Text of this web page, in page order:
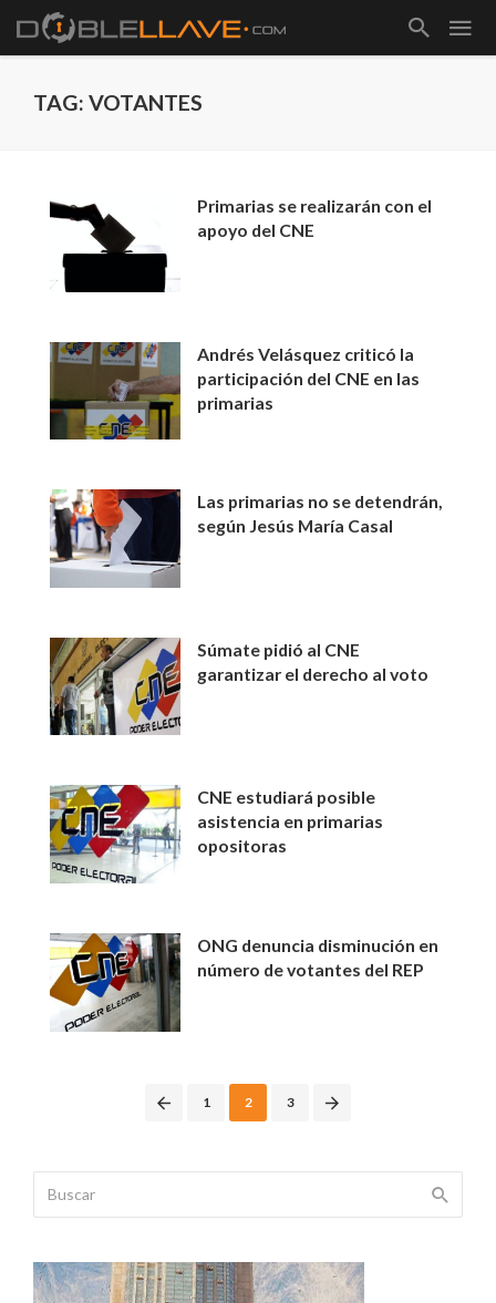
TAG: VOTANTES
Primarias se realizarán con el
apoyo del CNE
Andrés Velásquez criticó la
participación del CNE en las
primarias
Las primarias no se detendrán,
según Jesús María Casal
Súmate pidió al CNE
garantizar el derecho al voto
CNE estudiará posible
asistencia en primarias
opositoras
ONG denuncia disminución en
número de votantes del REP
1 2 3